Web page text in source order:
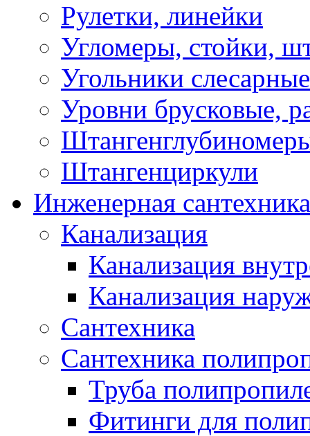
Рулетки, линейки
Угломеры, стойки,
Угольники слесарные
Уровни брусковые,
Штангенциркули
Инженерная сантехника
Канализация
Канализация
Канализация
Сантехника
Сантехника
Труба
Фитинги для